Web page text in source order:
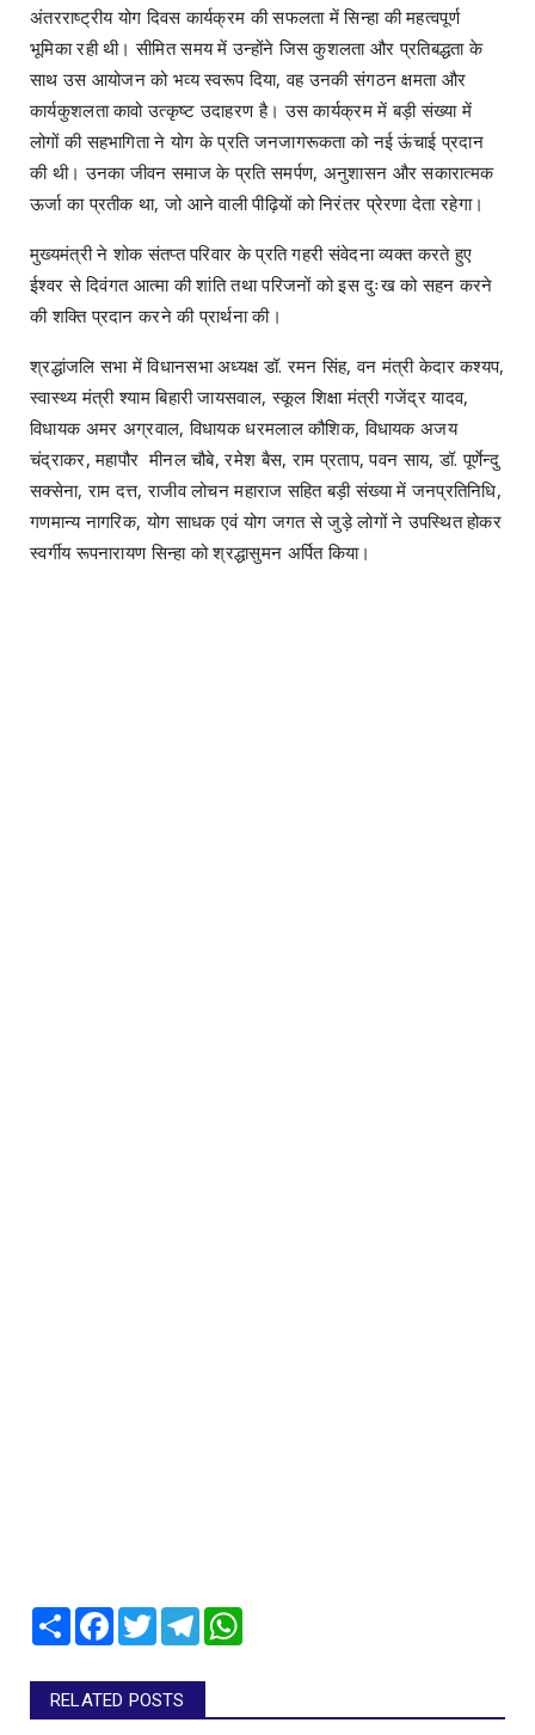
अंतरराष्ट्रीय योग दिवस कार्यक्रम की सफलता में सिन्हा की महत्वपूर्ण
भूमिका रही थी। सीमित समय में उन्होंने जिस कुशलता और प्रतिबद्धता के
साथ उस आयोजन को भव्य स्वरूप दिया, वह उनकी संगठन क्षमता और
कार्यकुशलता कावो उत्कृष्ट उदाहरण है। उस कार्यक्रम में बड़ी संख्या में
लोगों की सहभागिता ने योग के प्रति जनजागरूकता को नई ऊंचाई प्रदान
की थी। उनका जीवन समाज के प्रति समर्पण, अनुशासन और सकारात्मक
ऊर्जा का प्रतीक था, जो आने वाली पीढ़ियों को निरंतर प्रेरणा देता रहेगा।
मुख्यमंत्री ने शोक संतप्त परिवार के प्रति गहरी संवेदना व्यक्त करते हुए
ईश्वर से दिवंगत आत्मा की शांति तथा परिजनों को इस दुःख को सहन करने
की शक्ति प्रदान करने की प्रार्थना की।
श्रद्धांजलि सभा में विधानसभा अध्यक्ष डॉ. रमन सिंह, वन मंत्री केदार कश्यप,
स्वास्थ्य मंत्री श्याम बिहारी जायसवाल, स्कूल शिक्षा मंत्री गजेंद्र यादव,
विधायक अमर अग्रवाल, विधायक धरमलाल कौशिक, विधायक अजय
चंद्राकर, महापौर मीनल चौबे, रमेश बैस, राम प्रताप, पवन साय, डॉ. पूर्णेन्दु
सक्सेना, राम दत्त, राजीव लोचन महाराज सहित बड़ी संख्या में जनप्रतिनिधि,
गणमान्य नागरिक, योग साधक एवं योग जगत से जुड़े लोगों ने उपस्थित होकर
स्वर्गीय रूपनारायण सिन्हा को श्रद्धासुमन अर्पित किया।
Share Facebook
TwitterTelegram
RELATED POSTS